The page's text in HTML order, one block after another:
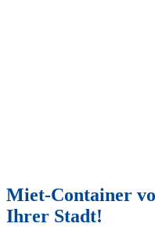
Miet-Container
Ihrer Stadt!